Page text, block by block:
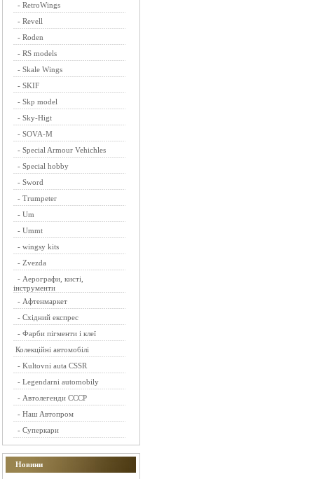
- RetroWings
- Revell
- Roden
- RS models
- Skale Wings
- SKIF
- Skp model
- Sky-Higt
- SOVA-M
- Special Armour Vehichles
- Special hobby
- Sword
- Trumpeter
- Um
- Ummt
- wingsy kits
- Zvezda
- Аерографи, кисті,
інструменти
- Афтенмаркет
- Східний експрес
- Фарби пігменти і клеї
Колекційні автомобілі
- Kultovni auta CSSR
- Legendarni automobily
- Автолегенди СССР
- Наш Автопром
- Суперкари
Новини